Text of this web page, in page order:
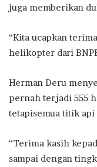
juga memberikan
“Kita ucapkan
helikopter dari
Herman Deru
pernah terjadi 555
tetapisemua titik
“Terima kasih
sampai dengan